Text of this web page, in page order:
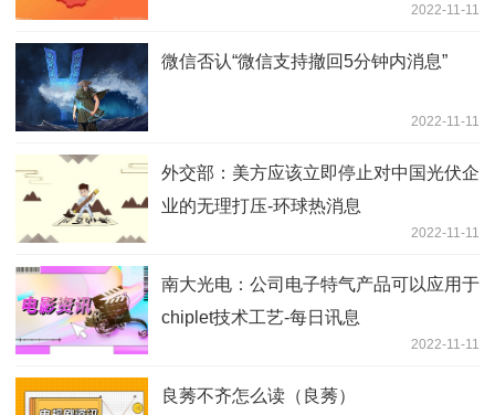
2022-11-11
微信否认“微信支持撤回5分钟内消息”
2022-11-11
外交部：美方应该立即停止对中国光伏企
业的无理打压-环球热消息
2022-11-11
南大光电：公司电子特气产品可以应用于
chiplet技术工艺-每日讯息
2022-11-11
良莠不齐怎么读（良莠）